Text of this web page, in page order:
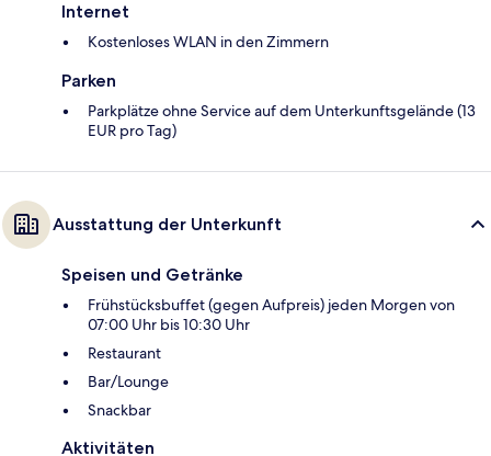
Internet
Kostenloses WLAN in den Zimmern
Parken
Parkplätze ohne Service auf dem Unterkunftsgelände (13
EUR pro Tag)
Ausstattung der Unterkunft
Speisen und Getränke
Frühstücksbuffet (gegen Aufpreis) jeden Morgen von
07:00 Uhr bis 10:30 Uhr
Restaurant
Bar/Lounge
Snackbar
Aktivitäten